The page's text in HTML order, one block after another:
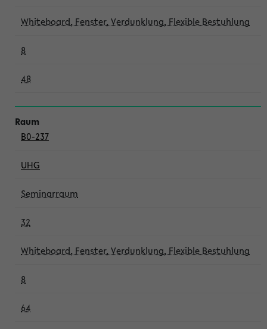
Whiteboard, Fenster, Verdunklung, Flexible Bestuhlung
8
48
B0-237
UHG
Seminarraum
32
Whiteboard, Fenster, Verdunklung, Flexible Bestuhlung
8
64